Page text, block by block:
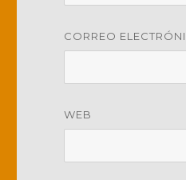
CORREO
WEB